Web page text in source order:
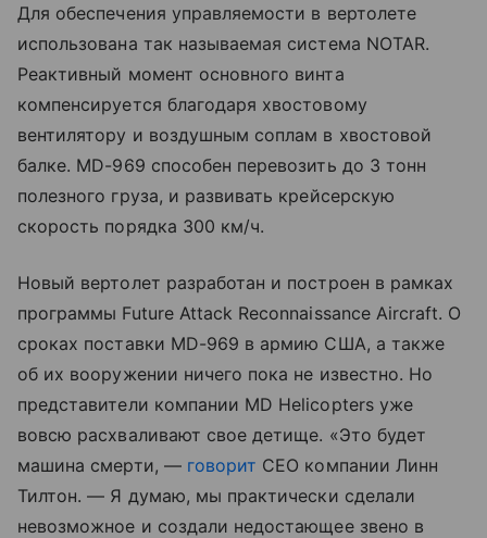
Для обеспечения управляемости в вертолете
использована так называемая система NOTAR.
Реактивный момент основного винта
компенсируется благодаря хвостовому
вентилятору и воздушным соплам в хвостовой
балке. MD-969 способен перевозить до 3 тонн
полезного груза, и развивать крейсерскую
скорость порядка 300 км/ч.
Новый вертолет разработан и построен в рамках
программы Future Attack Reconnaissance Aircraft. О
сроках поставки MD-969 в армию США, а также
об их вооружении ничего пока не известно. Но
представители компании MD Helicopters уже
вовсю расхваливают свое детище. «Это будет
машина смерти, — говорит CEO компании Линн
Тилтон. — Я думаю, мы практически сделали
невозможное и создали недостающее звено в